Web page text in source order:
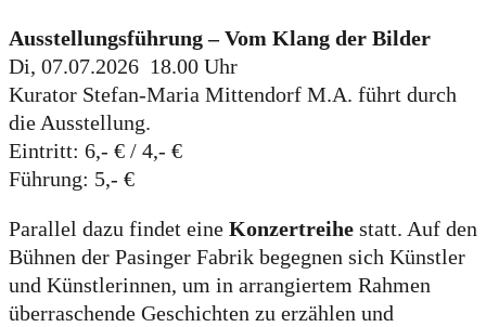
Ausstellungsführung – Vom Klang der Bilder
Di, 07.07.2026 18.00 Uhr
Kurator Stefan-Maria Mittendorf M.A. führt durch
die Ausstellung.
Eintritt: 6,- € / 4,- €
Führung: 5,- €
Parallel dazu findet eine Konzertreihe statt. Auf den
Bühnen der Pasinger Fabrik begegnen sich Künstler
und Künstlerinnen, um in arrangiertem Rahmen
überraschende Geschichten zu erzählen und